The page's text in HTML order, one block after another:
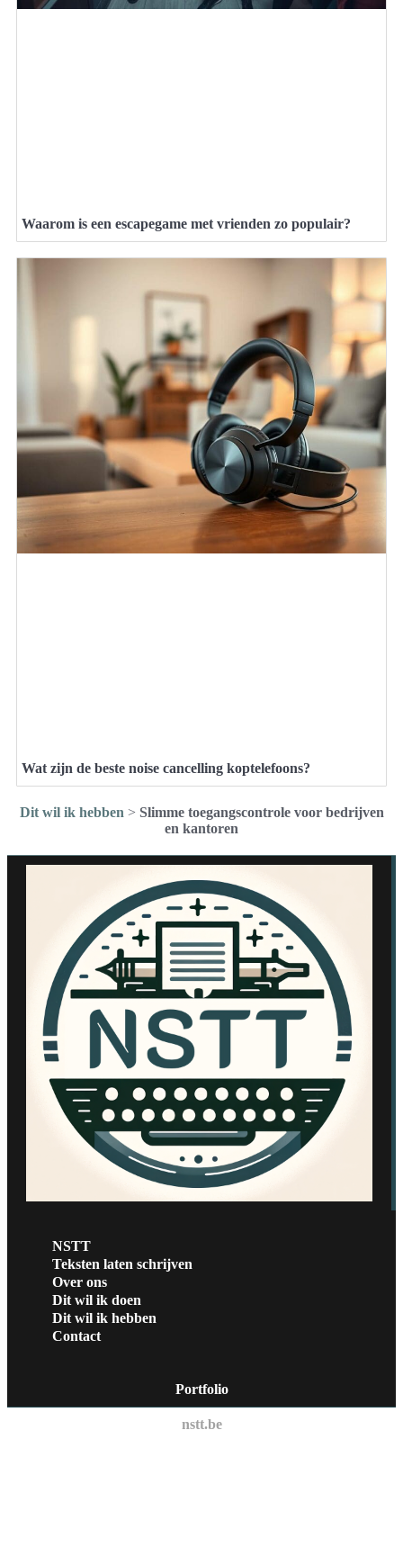
Waarom is een escapegame met vrienden zo populair?
Wat zijn de beste noise cancelling koptelefoons?
Dit wil ik hebben > Slimme toegangscontrole voor bedrijven
en kantoren
NSTT
Teksten laten schrijven
Over ons
Dit wil ik doen
Dit wil ik hebben
Contact
Portfolio
nstt.be